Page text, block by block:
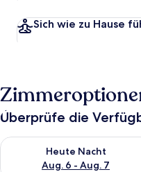
Sich wie zu Hause
Überprüfe die
Heute Nacht
Aug. 6 - Aug. 7
Überprüfe die